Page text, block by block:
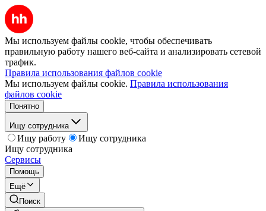
Мы используем файлы cookie, чтобы обеспечивать
правильную работу нашего веб-сайта и анализировать сетевой
трафик.
Правила использования файлов cookie
Мы используем файлы cookie. Правила использования
файлов cookie
Понятно
Ищу сотрудника
Ищу работу
Ищу сотрудника
Ищу сотрудника
Сервисы
Помощь
Ещё
Поиск